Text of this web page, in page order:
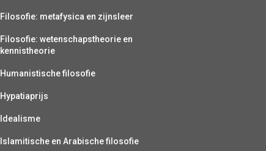
Filosofie: metafysica en zijnsleer
Filosofie: wetenschapstheorie en
kennistheorie
Humanistische filosofie
Hypatiaprijs
Idealisme
Islamitische en Arabische filosofie